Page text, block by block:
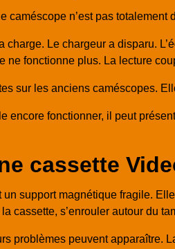
caméscope n’est pas
charge. Le chargeur a disparu.
ne fonctionne plus. La lecture
sur les anciens caméscopes.
encore fonctionner, il peut
cassette
support magnétique fragile.
cassette, s’enrouler autour du
problèmes peuvent apparaître.